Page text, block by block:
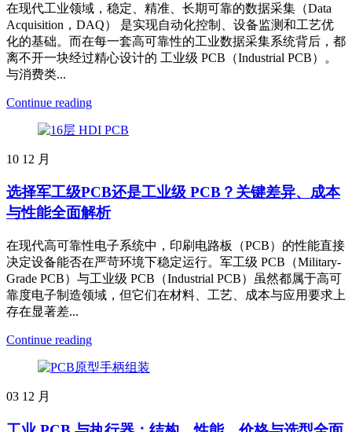
在现代工业领域，稳定、精准、长期可靠的数据采集（Data
Acquisition，DAQ） 是实现自动化控制、设备监测和工艺优
化的基础。而在每一套高可靠性的工业数据采集系统背后，都
离不开一块经过精心设计的 工业级 PCB（Industrial PCB）。
与消费类...
Continue reading
10 12 月
选择军工级PCB还是工业级 PCB？关键差异、成本
与性能全面解析
在现代高可靠性电子系统中，印刷电路板（PCB）的性能直接
决定设备能否在严苛环境下稳定运行。军工级 PCB（Military-
Grade PCB）与工业级 PCB（Industrial PCB）虽然都属于高可
靠度电子制造领域，但它们在材料、工艺、成本与应用要求上
存在显著差...
Continue reading
03 12 月